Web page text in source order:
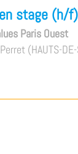
stage (h/f)
Paris Ouest
(HAUTS-